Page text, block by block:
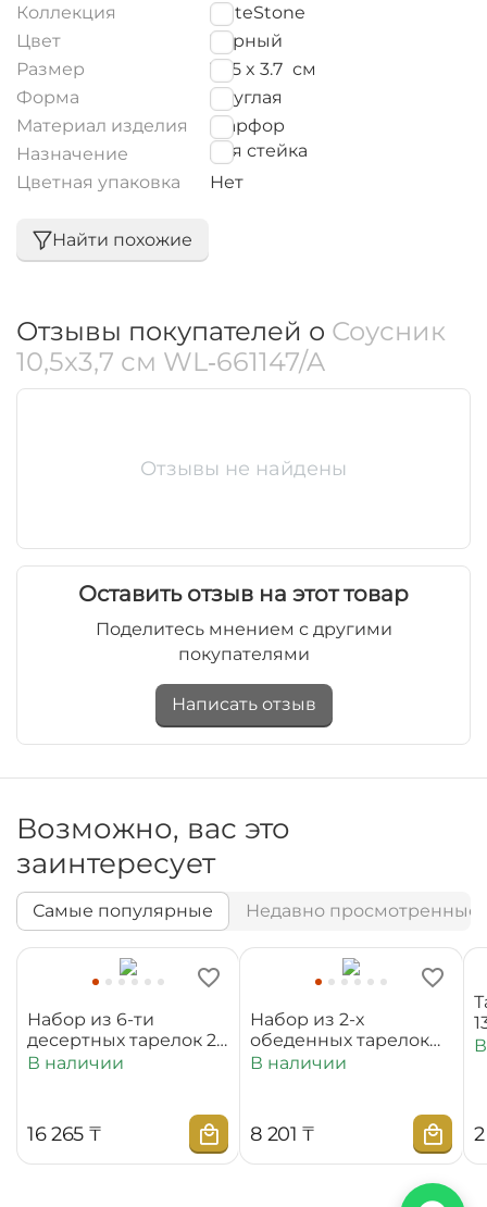
Коллекция
SlateStone
Цвет
Черный
Размер
10.5 x 3.7 см
Форма
Круглая
Материал изделия
Фарфор
Назначение
для стейка
Цветная упаковка
Нет
Найти похожие
Отзывы покупателей о Соусник
10,5x3,7 см WL‑661147/A
Отзывы не найдены
Оставить отзыв на этот товар
Поделитесь мнением с другими
покупателями
Написать отзыв
Возможно, вас это
заинтересует
Самые популярные Недавно просмотренные
Набор из 6-ти
десертных тарелок 20
см WL‑880100‑JV/6C
В наличии
16 265 ₸
Набор из 2-х
обеденных тарелок
25,5 см
В наличии
8 201 ₸